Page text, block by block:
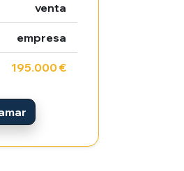
venta
empresa
195.000 €